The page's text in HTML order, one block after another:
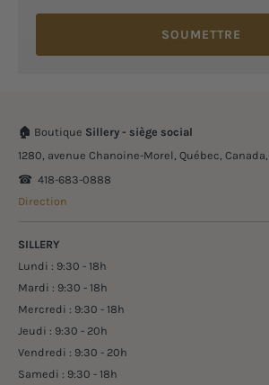
SOUMETTRE
🏠 Boutique Sillery - siège social
1280, avenue Chanoine-Morel, Québec, Canada,
☎︎ 418-683-0888
Direction
SILLERY
Lundi : 9:30 - 18h
Mardi : 9:30 - 18h
Mercredi : 9:30 - 18h
Jeudi : 9:30 - 20h
Vendredi : 9:30 - 20h
Samedi : 9:30 - 18h